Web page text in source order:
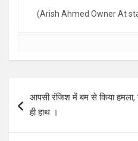
(Arish Ahmed Owner At
navigation
आपसी रंजिश में बम से किया
ही हाथ ।